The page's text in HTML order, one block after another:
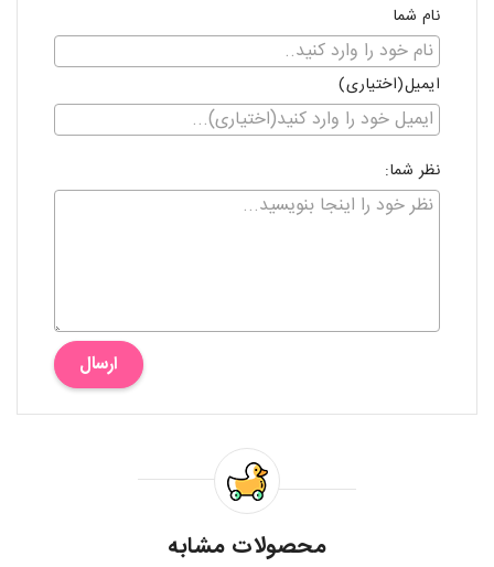
نام شما
ایمیل(اختیاری)
نظر شما:
ارسال
محصولات مشابه